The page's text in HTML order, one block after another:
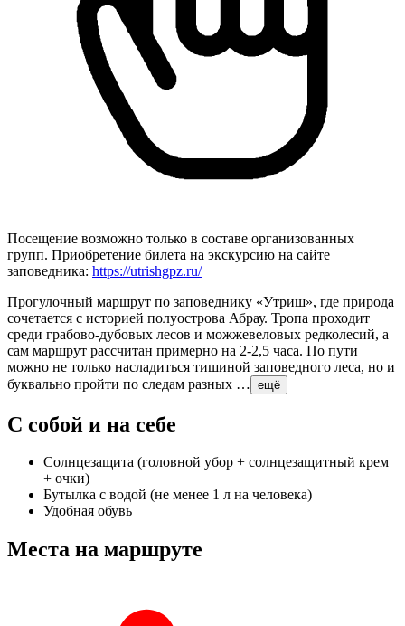
Посещение возможно только в составе организованных
групп. Приобретение билета на экскурсию на сайте
заповедника: https://utrishgpz.ru/
Прогулочный маршрут по заповеднику «Утриш», где природа
сочетается с историей полуострова Абрау. Тропа проходит
среди грабово-дубовых лесов и можжевеловых редколесий, а
сам маршрут рассчитан примерно на 2-2,5 часа. По пути
можно не только насладиться тишиной заповедного леса, но и
буквально пройти по следам разных … ещё
С собой и на себе
Солнцезащита (головной убор + солнцезащитный крем
+ очки)
Бутылка с водой (не менее 1 л на человека)
Удобная обувь
Места на маршруте